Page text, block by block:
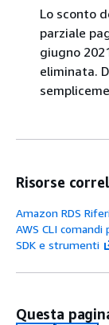
Lo sconto
parziale
giugno
eliminata.
Risorse
Amazon RDS
AWS CLI comandi
SDK e strumenti
Questa